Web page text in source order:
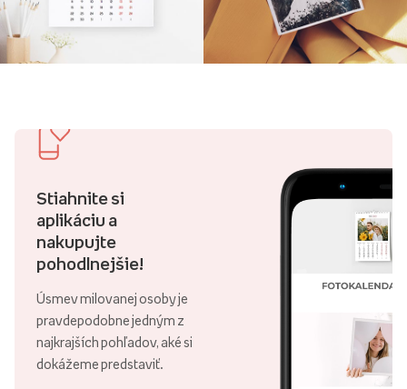
Stiahnite si
aplikáciu a
nakupujte
pohodlnejšie!
Úsmev milovanej osoby je
pravdepodobne jedným z
najkrajších pohľadov, aké si
dokážeme predstaviť.